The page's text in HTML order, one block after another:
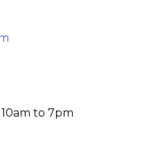
to 7pm